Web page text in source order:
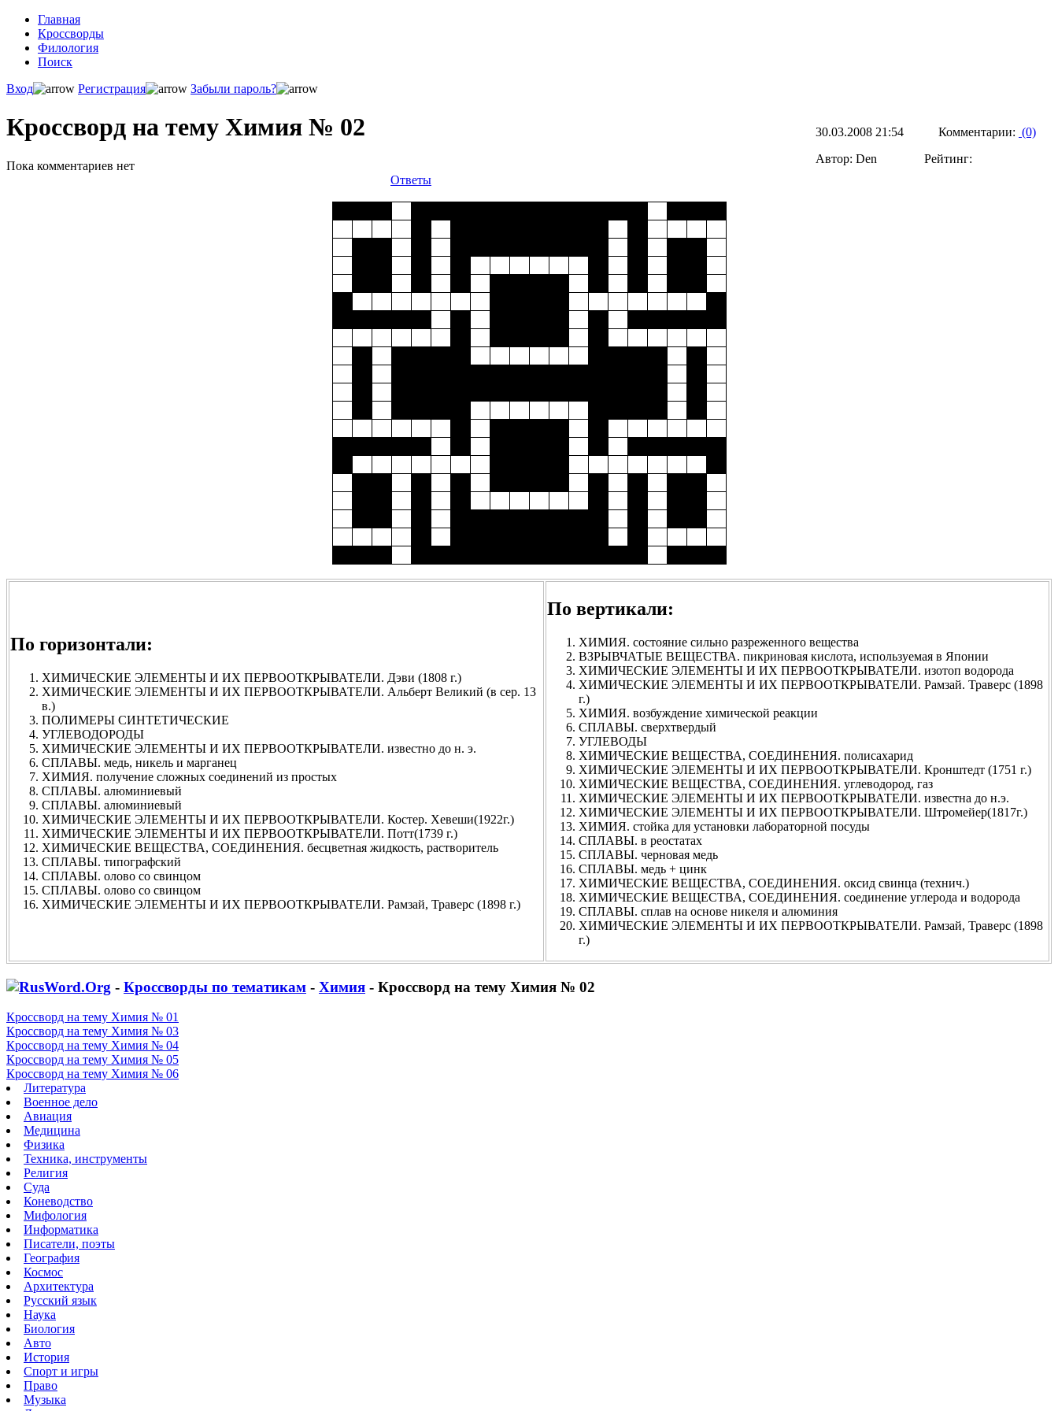
Главная
Кроссворды
Филология
Поиск
Вход
Регистрация Забыли пароль?
30.03.2008 21:54 Комментарии: (0)
Автор: Den Рейтинг:
Кроссворд на тему Химия № 02
Пока комментариев нет
Ответы
По горизонтали:
ХИМИЧЕСКИЕ ЭЛЕМЕНТЫ И ИХ ПЕРВООТКРЫВАТЕЛИ. Дэви (1808 г.)
ХИМИЧЕСКИЕ ЭЛЕМЕНТЫ И ИХ ПЕРВООТКРЫВАТЕЛИ. Альберт Великий (в сер. 13
в.)
ПОЛИМЕРЫ СИНТЕТИЧЕСКИЕ
УГЛЕВОДОРОДЫ
ХИМИЧЕСКИЕ ЭЛЕМЕНТЫ И ИХ ПЕРВООТКРЫВАТЕЛИ. известно до н. э.
СПЛАВЫ. медь, никель и марганец
ХИМИЯ. получение сложных соединений из простых
СПЛАВЫ. алюминиевый
СПЛАВЫ. алюминиевый
ХИМИЧЕСКИЕ ЭЛЕМЕНТЫ И ИХ ПЕРВООТКРЫВАТЕЛИ. Костер. Хевеши(1922г.)
ХИМИЧЕСКИЕ ЭЛЕМЕНТЫ И ИХ ПЕРВООТКРЫВАТЕЛИ. Потт(1739 г.)
ХИМИЧЕСКИЕ ВЕЩЕСТВА, СОЕДИНЕНИЯ. бесцветная жидкость, растворитель
СПЛАВЫ. типографский
СПЛАВЫ. олово со свинцом
СПЛАВЫ. олово со свинцом
ХИМИЧЕСКИЕ ЭЛЕМЕНТЫ И ИХ ПЕРВООТКРЫВАТЕЛИ. Рамзай, Траверс (1898 г.)
По вертикали:
ХИМИЯ. состояние сильно разреженного вещества
ВЗРЫВЧАТЫЕ ВЕЩЕСТВА. пикриновая кислота, используемая в Японии
ХИМИЧЕСКИЕ ЭЛЕМЕНТЫ И ИХ ПЕРВООТКРЫВАТЕЛИ. изотоп водорода
ХИМИЧЕСКИЕ ЭЛЕМЕНТЫ И ИХ ПЕРВООТКРЫВАТЕЛИ. Рамзай. Траверс (1898
г.)
ХИМИЯ. возбуждение химической реакции
СПЛАВЫ. сверхтвердый
УГЛЕВОДЫ
ХИМИЧЕСКИЕ ВЕЩЕСТВА, СОЕДИНЕНИЯ. полисахарид
ХИМИЧЕСКИЕ ЭЛЕМЕНТЫ И ИХ ПЕРВООТКРЫВАТЕЛИ. Кронштедт (1751 г.)
ХИМИЧЕСКИЕ ВЕЩЕСТВА, СОЕДИНЕНИЯ. углеводород, газ
ХИМИЧЕСКИЕ ЭЛЕМЕНТЫ И ИХ ПЕРВООТКРЫВАТЕЛИ. известна до н.э.
ХИМИЧЕСКИЕ ЭЛЕМЕНТЫ И ИХ ПЕРВООТКРЫВАТЕЛИ. Штромейер(1817г.)
ХИМИЯ. стойка для установки лабораторной посуды
СПЛАВЫ. в реостатах
СПЛАВЫ. черновая медь
СПЛАВЫ. медь + цинк
ХИМИЧЕСКИЕ ВЕЩЕСТВА, СОЕДИНЕНИЯ. оксид свинца (технич.)
ХИМИЧЕСКИЕ ВЕЩЕСТВА, СОЕДИНЕНИЯ. соединение углерода и водорода
СПЛАВЫ. сплав на основе никеля и алюминия
ХИМИЧЕСКИЕ ЭЛЕМЕНТЫ И ИХ ПЕРВООТКРЫВАТЕЛИ. Рамзай, Траверс (1898
г.)
- Кроссворды по тематикам - Химия - Кроссворд на тему Химия № 02
Кроссворд на тему Химия № 01
Кроссворд на тему Химия № 03
Кроссворд на тему Химия № 04
Кроссворд на тему Химия № 05
Кроссворд на тему Химия № 06
Литература
Военное дело
Авиация
Медицина
Физика
Техника, инструменты
Религия
Суда
Коневодство
Мифология
Информатика
Писатели, поэты
География
Космос
Архитектура
Русский язык
Наука
Биология
Авто
История
Спорт и игры
Право
Музыка